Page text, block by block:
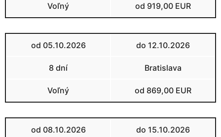
Voľný od 919,00 EUR
od 05.10.2026 do 12.10.2026
8 dní Bratislava
Voľný od 869,00 EUR
od 08.10.2026 do 15.10.2026